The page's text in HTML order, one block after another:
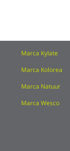
Marca Kylate
Marca Kolorea
Marca Natuur
Marca Wesco